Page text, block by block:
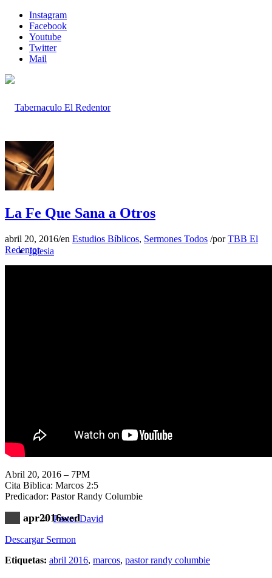
Instagram
Facebook
Youtube
Twitter
Mail
Inicio
Iglesia
Pastor David
La Fe Que Sana a Otros
abril 20, 2016/en Estudios Bíblicos, Sermones Todos /porTBB El
Redentor
Abril 20, 2016 – 7PM
Cita Biblica: Marcos 2:5
Predicador: Pastor Randy Columbie
apr2016wed
Descargar Sermon
Etiquetas: abril 2016, marcos, pastor randy columbie